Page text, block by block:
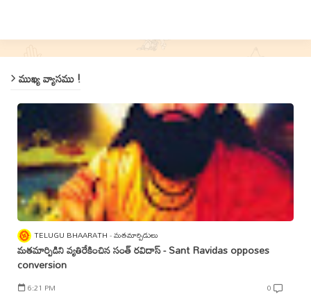
ముఖ్య వ్యాసము !
TELUGU BHAARATH మతమార్పిడులు
మతమార్పిడిని వ్యతిరేకించిన సంత్‌ రవిదాస్‌ - Sant Ravidas opposes
conversion
6:21 PM 0